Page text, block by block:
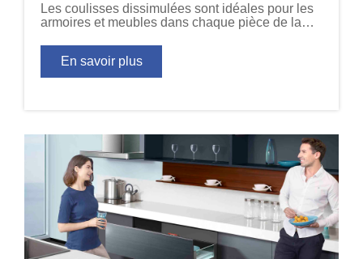
Les coulisses dissimulées sont idéales pour les
armoires et meubles dans chaque pièce de la
pour les tiroirs.
En savoir plus